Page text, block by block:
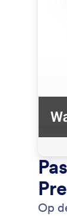
Op